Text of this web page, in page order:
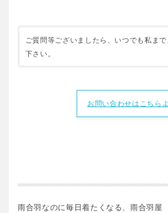
ご質問等ございましたら、いつでも私まで
下さい。
お問い合わせはこちら
雨合羽なのに毎日着たくなる、雨合羽